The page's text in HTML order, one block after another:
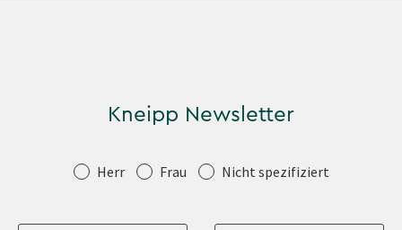
Kneipp Newsletter
Anrede Herr Frau Nicht spezifiziert